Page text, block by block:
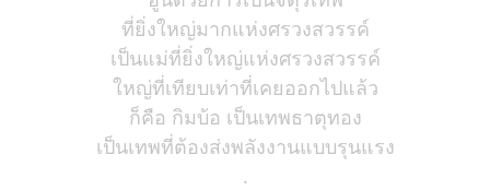
ที่ยิ่งใหญ่มากแห่งศรวงสวรรค์
เป็นแม่ที่ยิ่งใหญ่แห่งศรวงสวรรค์
ใหญ่ที่เทียบเท่าที่เคยออกไปแล้ว
ก็คือ กิมบ้อ เป็นเทพธาตุทอง
เป็นเทพที่ต้องส่งพลังงานแบบรุนแรง
.